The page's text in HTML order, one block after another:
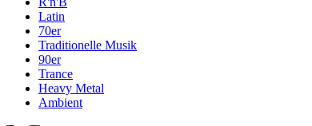
Latin
70er
Traditionelle Musik
90er
Trance
Heavy Metal
Ambient